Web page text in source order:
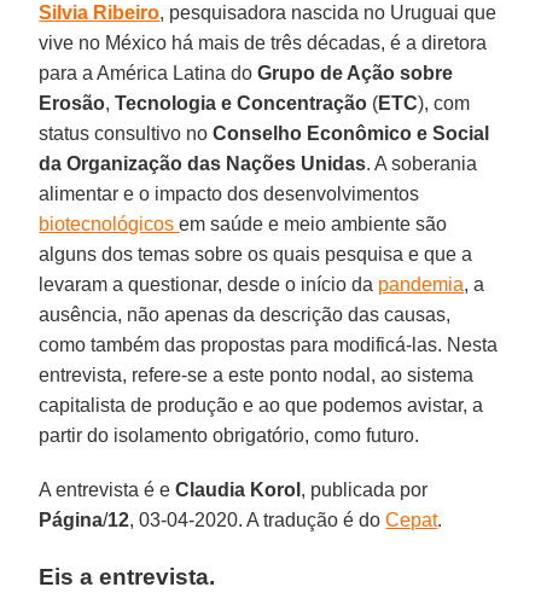
Silvia Ribeiro, pesquisadora nascida no Uruguai que
vive no México há mais de três décadas, é a diretora
para a América Latina doGrupo de Ação sobre
Erosão,Tecnologia e Concentração (ETC), com
status consultivo noConselho Econômico e Social
da Organização das Nações Unidas. A soberania
alimentar e o impacto dos desenvolvimentos
biotecnológicosem saúde e meio ambiente são
alguns dos temas sobre os quais pesquisa e que a
levaram a questionar, desde o início da pandemia, a
ausência, não apenas da descrição das causas,
como também das propostas para modificá-las. Nesta
entrevista, refere-se a este ponto nodal, ao sistema
capitalista de produção e ao que podemos avistar, a
partir do isolamento obrigatório, como futuro.
A entrevista é eClaudia Korol , publicada por
Página/12, 03-04-2020. A tradução é doCepat.
Eis a entrevista.